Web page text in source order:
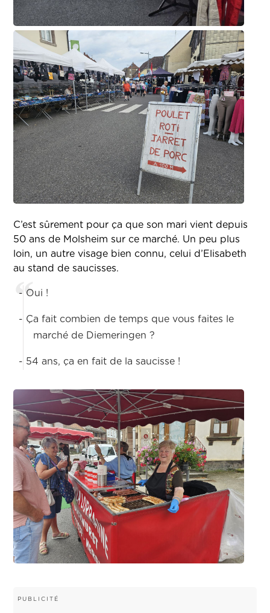
C’est sûrement pour ça que son mari vient depuis
50 ans de Molsheim sur ce marché. Un peu plus
loin, un autre visage bien connu, celui d’Elisabeth
au stand de saucisses.
- Oui !
- Ça fait combien de temps que vous faites le
marché de Diemeringen ?
- 54 ans, ça en fait de la saucisse !